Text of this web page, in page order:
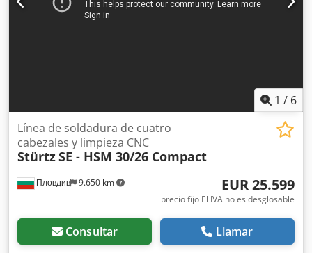
Komerling Profine. Se vende por cierre de empresa.
Dksdpfsyundrsx Aicsr
1 / 6
Пловдив 9.650 km
Línea de soldadura de cuatro
cabezales y limpieza CNC
StürtzSE - HSM 30/26 Compact
EUR 25.599
precio fijo El IVA no es desglosable
Consultar Llamar